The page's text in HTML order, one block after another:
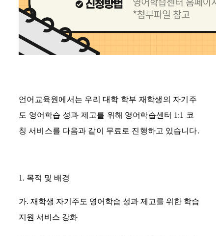
언어교육원에서는 우리 대학 학부 재학생의 자기주
도 영어학습 성과 제고를 위해 영어학습센터 1:1 코
칭 서비스를 다음과 같이 무료로 진행하고 있습니다.
1. 목적 및 배경
가. 재학생 자기주도 영어학습 성과 제고를 위한 학습
지원 서비스 강화